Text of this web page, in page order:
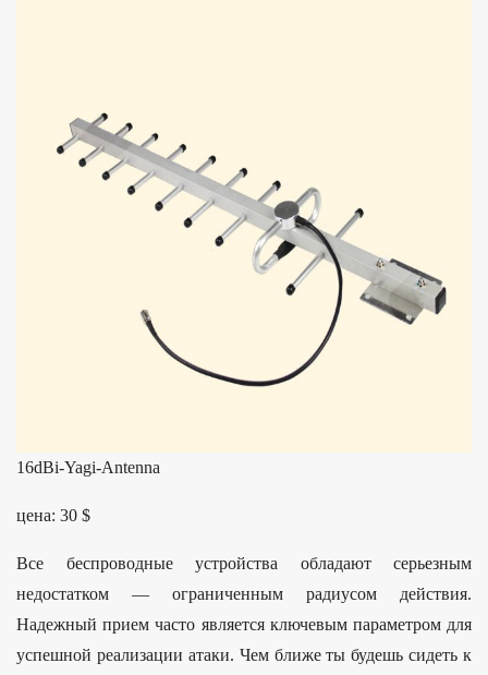
16dBi-Yagi-Antenna
цена: 30 $
Все беспроводные устройства обладают серьезным
недостатком — ограниченным радиусом действия.
Надежный прием часто является ключевым параметром для
успешной реализации атаки. Чем ближе ты будешь сидеть к